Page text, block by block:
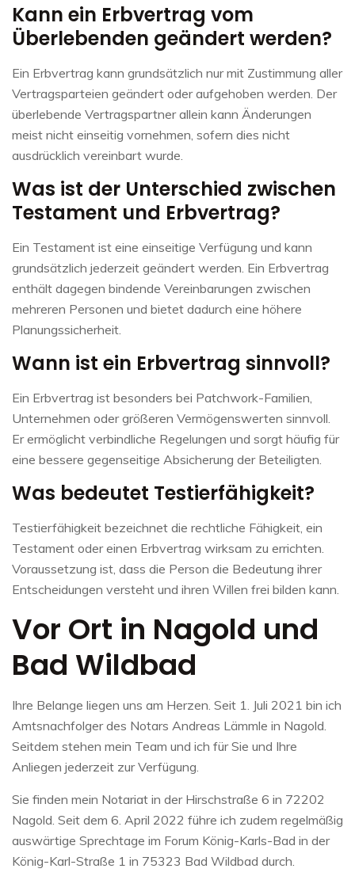
Kann ein Erbvertrag vom
Überlebenden geändert werden?
Ein Erbvertrag kann grundsätzlich nur mit Zustimmung aller
Vertragsparteien geändert oder aufgehoben werden. Der
überlebende Vertragspartner allein kann Änderungen
meist nicht einseitig vornehmen, sofern dies nicht
ausdrücklich vereinbart wurde.
Was ist der Unterschied zwischen
Testament und Erbvertrag?
Ein Testament ist eine einseitige Verfügung und kann
grundsätzlich jederzeit geändert werden. Ein Erbvertrag
enthält dagegen bindende Vereinbarungen zwischen
mehreren Personen und bietet dadurch eine höhere
Planungssicherheit.
Wann ist ein Erbvertrag sinnvoll?
Ein Erbvertrag ist besonders bei Patchwork-Familien,
Unternehmen oder größeren Vermögenswerten sinnvoll.
Er ermöglicht verbindliche Regelungen und sorgt häufig für
eine bessere gegenseitige Absicherung der Beteiligten.
Was bedeutet Testierfähigkeit?
Testierfähigkeit bezeichnet die rechtliche Fähigkeit, ein
Testament oder einen Erbvertrag wirksam zu errichten.
Voraussetzung ist, dass die Person die Bedeutung ihrer
Entscheidungen versteht und ihren Willen frei bilden kann.
Vor Ort in Nagold und
Bad Wildbad
Ihre Belange liegen uns am Herzen. Seit 1. Juli 2021 bin ich
Amtsnachfolger des Notars Andreas Lämmle in Nagold.
Seitdem stehen mein Team und ich für Sie und Ihre
Anliegen jederzeit zur Verfügung.
Sie finden mein Notariat in der Hirschstraße 6 in 72202
Nagold. Seit dem 6. April 2022 führe ich zudem regelmäßig
auswärtige Sprechtage im Forum König-Karls-Bad in der
König-Karl-Straße 1 in 75323 Bad Wildbad durch.